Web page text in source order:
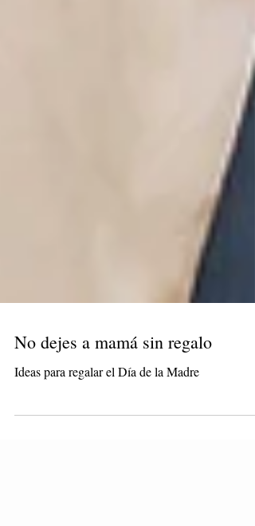
No dejes a mamá sin regalo
Ideas para regalar el Día de la Madre